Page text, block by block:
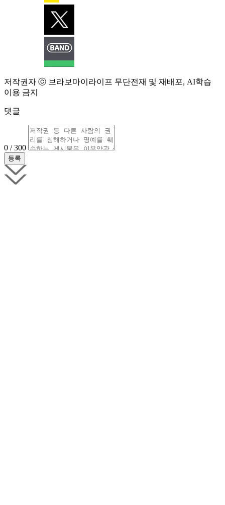
저작권자 ⓒ 브라보마이라이프 무단전재 및 재배포, AI학습
이용 금지
댓글
0 / 300